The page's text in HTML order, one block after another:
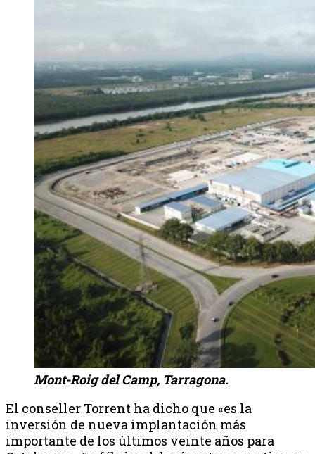
Mont-Roig del Camp, Tarragona.
El conseller Torrent ha dicho que «es la
inversión de nueva implantación más
importante de los últimos veinte años para